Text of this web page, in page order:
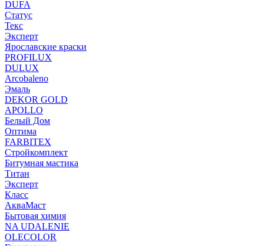
DUFA
Статус
Текс
Эксперт
Ярославские краски
PROFILUX
DULUX
Arcobaleno
Эмаль
DEKOR GOLD
APOLLO
Белый Дом
Оптима
FARBITEX
Стройкомплект
Битумная мастика
Титан
Эксперт
Класс
АкваМаст
Бытовая химия
NA UDALENIE
OLECOLOR